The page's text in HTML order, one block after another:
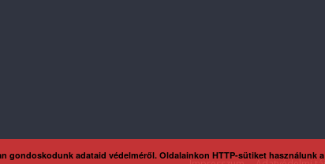
gondoskodunk adataid védelméről. Oldalainkon HTTP-sütiket használunk